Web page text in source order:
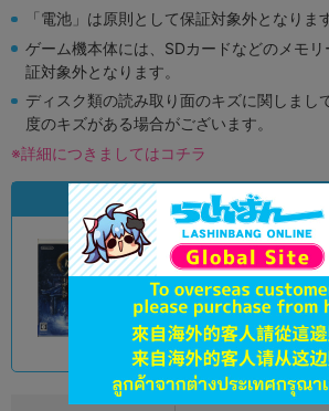
「電池」は原則として保証対象外となります
ゲーム機本体には、SDカードなどのメモ
証対象外となります。
ディスク類の読み取り面のキズに関しまし
度のキズがある場合がございます。
※詳細につきましてはコチラ
状態違いの同一商品
状態 :A
オンライン
品切状態 1,190円 税込